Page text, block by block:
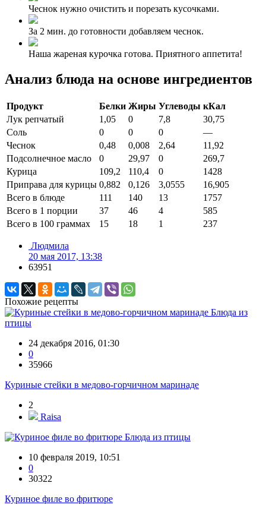
Чеснок нужно очистить и порезать кусочками.
За 2 мин. до готовности добавляем чеснок.
Наша жареная курочка готова. Приятного аппетита!
Анализ блюда на основе ингредиентов
Продукт Белки Жиры Углеводы кКал
Лук репчатый
1,05 0 7,8
30,75
Соль
0 0 0
—
Чеснок
0,48 0,008 2,64
11,92
Подсолнечное масло
0 29,97 0
269,7
Курица
109,2 110,4 0
1428
Приправа для курицы 0,882 0,126 3,0555
16,905
Всего в блюде
111 140 13
1757
Всего в 1 порции
37 46 4
585
Всего в 100 граммах
15 18 1 237
Людмила
20 мая 2017, 13:38
63951
Похожие рецепты
Блюда из
птицы
24 декабря 2016, 01:30
0
35966
Куриные стейки в медово-горчичном маринаде
2
Raisa
Блюда из птицы
10 февраля 2019, 10:51
0
30322
Куриное филе во фритюре